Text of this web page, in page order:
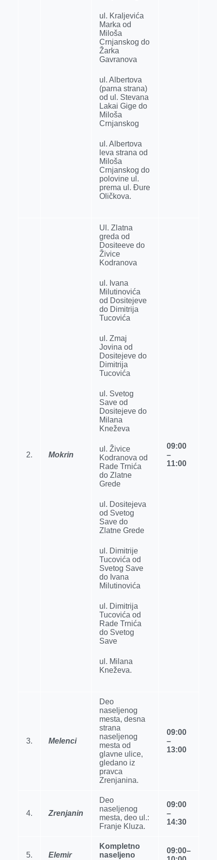
ul. Kralјevića
Marka od
Miloša
Crnjanskog do
Žarka
Gavranova
ul. Albertova
(parna strana)
od ul. Stevana
Lakai Gige do
Miloša
Crnjanskog
ul. Albertova
leva strana od
Miloša
Crnjanskog do
polovine ul.
prema ul. Đure
Oličkova.
2. Mokrin
Ul. Zlatna
greda od
Dositeeve do
Živice
Kodranova
ul. Ivana
Milutinovića
od Dositejeve
do Dimitrija
Tucovića
ul. Zmaj
Jovina od
Dositejeve do
Dimitrija
Tucovića
ul. Svetog
Save od
Dositejeve do
Milana
Kneževa
ul. Živice
Kodranova od
Rade Trnića
do Zlatne
Grede
ul. Dositejeva
od Svetog
Save do
Zlatne Grede
ul. Dimitrije
Tucovića od
Svetog Save
do Ivana
Milutinovića
ul. Dimitrija
Tucovića od
Rade Trnića
do Svetog
Save
ul. Milana
Kneževa.
09:00
–
11:00
3. Melenci
Deo
naselјenog
mesta, desna
strana
naselјenog
mesta od
glavne ulice,
gledano iz
pravca
Zrenjanina.
09:00
–
13:00
4. Zrenjanin
Deo
naselјenog
mesta, deo ul.:
Franje Kluza.
09:00
–
14:30
5. Elemir
Kompletno
naseljeno
09:00–